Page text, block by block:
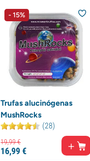
- 15%
Trufas alucinógenas
MushRocks
(28)
19,99€
16,99€